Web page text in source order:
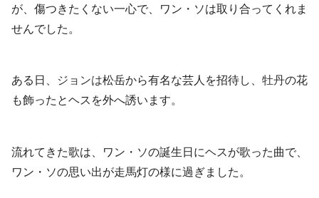
が、傷つきたくない一心で、ワン・ソは取り合ってくれま
せんでした。
ある日、 ジョンは松岳から有名な芸人を招待し、 牡丹の花
も飾ったとヘスを外へ誘います。
流れてきた歌は、ワン・ソの誕生日にヘスが歌った曲で、
ワン・ソの思い出が走馬灯の様に過ぎました。